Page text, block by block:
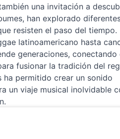
una invitación a
han explorado
resisten el paso del tiempo.
latinoamericano hasta
generaciones, conectando
fusionar la tradición del
permitido crear un sonido
un viaje musical inolvidable